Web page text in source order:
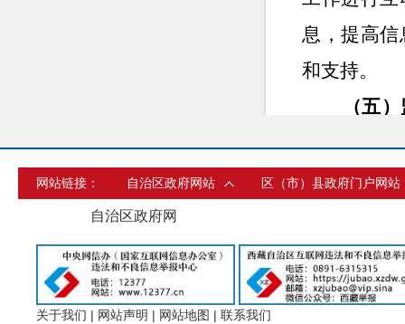
息，提高
和支持。
（五
府信息公
例，制定完
网站链接： 自治区政府网站 区（市）县政府门户网站
自治区政府网
关于我们 | 网站声明 | 网站地图 | 联系我们